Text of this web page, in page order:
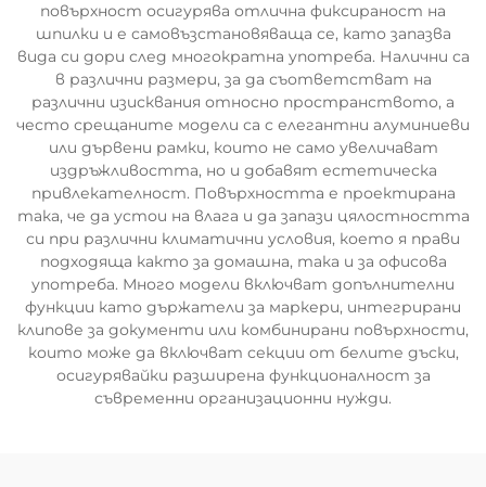
повърхност осигурява отлична фиксираност на
шпилки и е самовъзстановяваща се, като запазва
вида си дори след многократна употреба. Налични са
в различни размери, за да съответстват на
различни изисквания относно пространството, а
често срещаните модели са с елегантни алуминиеви
или дървени рамки, които не само увеличават
издръжливостта, но и добавят естетическа
привлекателност. Повърхността е проектирана
така, че да устои на влага и да запази цялостността
си при различни климатични условия, което я прави
подходяща както за домашна, така и за офисова
употреба. Много модели включват допълнителни
функции като държатели за маркери, интегрирани
клипове за документи или комбинирани повърхности,
които може да включват секции от белите дъски,
осигурявайки разширена функционалност за
съвременни организационни нужди.